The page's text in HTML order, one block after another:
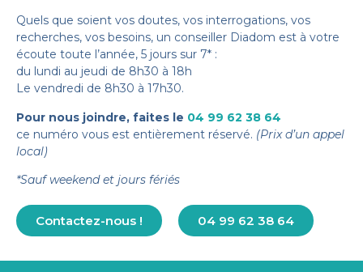
Quels que soient vos doutes, vos interrogations, vos
recherches, vos besoins, un conseiller Diadom est à votre
écoute toute l’année, 5 jours sur 7* :
du lundi au jeudi de 8h30 à 18h
Le vendredi de 8h30 à 17h30.
Pour nous joindre, faites le 04 99 62 38 64
ce numéro vous est entièrement réservé. (Prix d’un appel
local)
*Sauf weekend et jours fériés
Contactez-nous ! 04 99 62 38 64